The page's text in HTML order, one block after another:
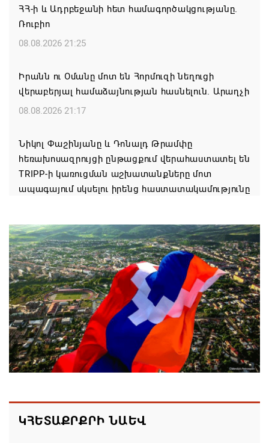
ՀՀ-ի և Ադրբեջանի հետ համագործակցությանը.
Ռուբիո
08.08.2026 21:25
Իրանն ու Օմանը մոտ են Հորմուզի նեղուցի
վերաբերյալ համաձայնության հասնելուն. Արաղչի
08.08.2026 21:17
Նիկոլ Փաշինյանը և Դոնալդ Թրամփը
հեռախոսազրույցի ընթացքում վերահաստատել են
TRIPP-ի կառուցման աշխատանքները մոտ
ապագայում սկսելու իրենց հաստատակամությունը
Փաշինյանն ու Ալիևը հեռախոսազրույց են ունեցել․
քննարկվել է TRIPP երթուղու նախագծի
իրականացումը
08.08.2026 12:32
Մաքսիմ Հակոբյանն այսօր կդառնար 77
տարեկան
08.08.2026 09:40
մտահոգություն է հայտնել Եկեղեցու շուրջ
ստեղծված իրավիճակի հետ կապված
ԿՀԵՏԱՔՐՔՐԻ ՆԱԵՎ